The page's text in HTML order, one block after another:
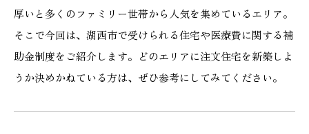
COMPANY
会社情報
ACCESS MAP
厚いと多くのファミリー世帯から人気を集めているエリア。
そこで今回は、湖西市で受けられる住宅や医療費に関する補
助金制度をご紹介します。どのエリアに注文住宅を新築しよ
うか決めかねている方は、ぜひ参考にしてみてください。